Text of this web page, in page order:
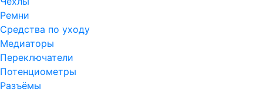
Ремни
Средства по уходу
Медиаторы
Переключатели
Потенциометры
Разъёмы